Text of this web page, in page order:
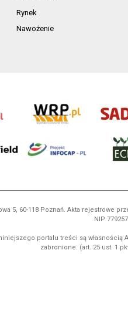
Rynek
Nawożenie
5, 60-118 Poznań. Akta rejestrowe
NIP
portalu treści są
zabronione. (art. 25 ust. 1